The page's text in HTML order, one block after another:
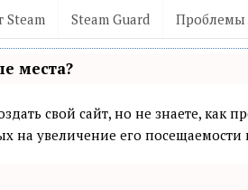
Steam Steam Guard Проблемы
места?
свой сайт, но не знаете, как
на увеличение его